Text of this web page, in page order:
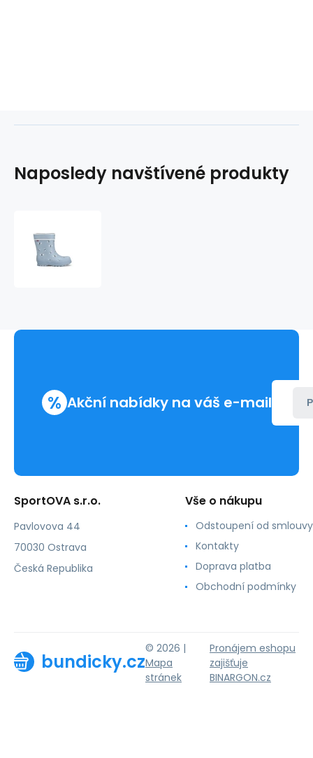
Naposledy navštívené produkty
wellingtons
% Akční nabídky na váš e-mail
SportOVA s.r.o.
Pavlovova 44
70030 Ostrava
Česká Republika
Vše o nákupu
Odstoupení od smlouvy
Kontakty
Doprava platba
Obchodní podmínky
bundicky.cz
© 2026 |
Mapa
stránek
Pronájem eshopu
zajišťuje
BINARGON.cz